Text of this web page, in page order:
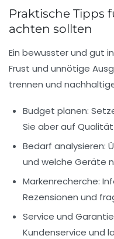
Praktische Tipps
achten sollten
Ein bewusster und gut
Frust und unnötige
trennen und
Budget planen:
Sie aber auf
Bedarf analysieren:
und welche Geräte
Markenrecherche:
Rezensionen und
Service und
Kundenservice und